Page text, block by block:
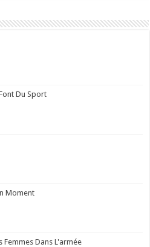
Du Sport
Moment
Femmes Dans L'armée